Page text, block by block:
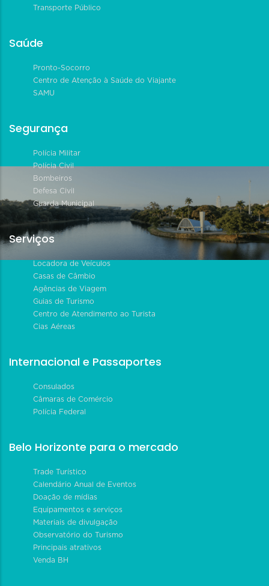
Transporte Público
Saúde
Pronto-Socorro
Centro de Atenção à Saúde do Viajante
SAMU
Segurança
Polícia Militar
Polícia Civil
Bombeiros
Defesa Civil
Guarda Municipal
Serviços
Locadora de Veículos
Casas de Câmbio
Agências de Viagem
Guias de Turismo
Centro de Atendimento ao Turista
Cias Aéreas
Internacional e Passaportes
Consulados
Câmaras de Comércio
Polícia Federal
Belo Horizonte para o mercado
Trade Turístico
Calendário Anual de Eventos
Doação de mídias
Equipamentos e serviços
Materiais de divulgação
Observatório do Turismo
Principais atrativos
Venda BH